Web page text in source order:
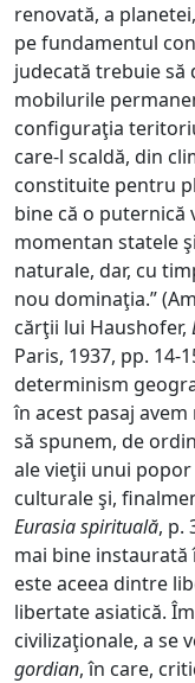
renovată, a
pe fundamentul
judecată trebuie să
mobilurile
configuraţia
care-l scaldă, din
constituite pentru
bine că o puternică
momentan statele
naturale, dar, cu
nou dominaţia.”
cărţii lui Haushofer,
Paris, 1937, pp. 14-
determinism
în acest pasaj
să spunem, de
ale vieţii unui
culturale şi,
Eurasia spirituală, p.
mai bine
este aceea dintre
libertate asiatică.
civilizaţionale, a se
gordian, în care,